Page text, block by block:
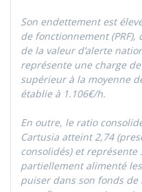
Son endettement est
de fonctionnement
de la valeur d’alerte
représente une charge
supérieur à la moyenne
établie à 1.106€/h.
En outre, le ratio
Cartusia atteint 2,74
consolidés) et représente
partiellement alimenté
puiser dans son fonds